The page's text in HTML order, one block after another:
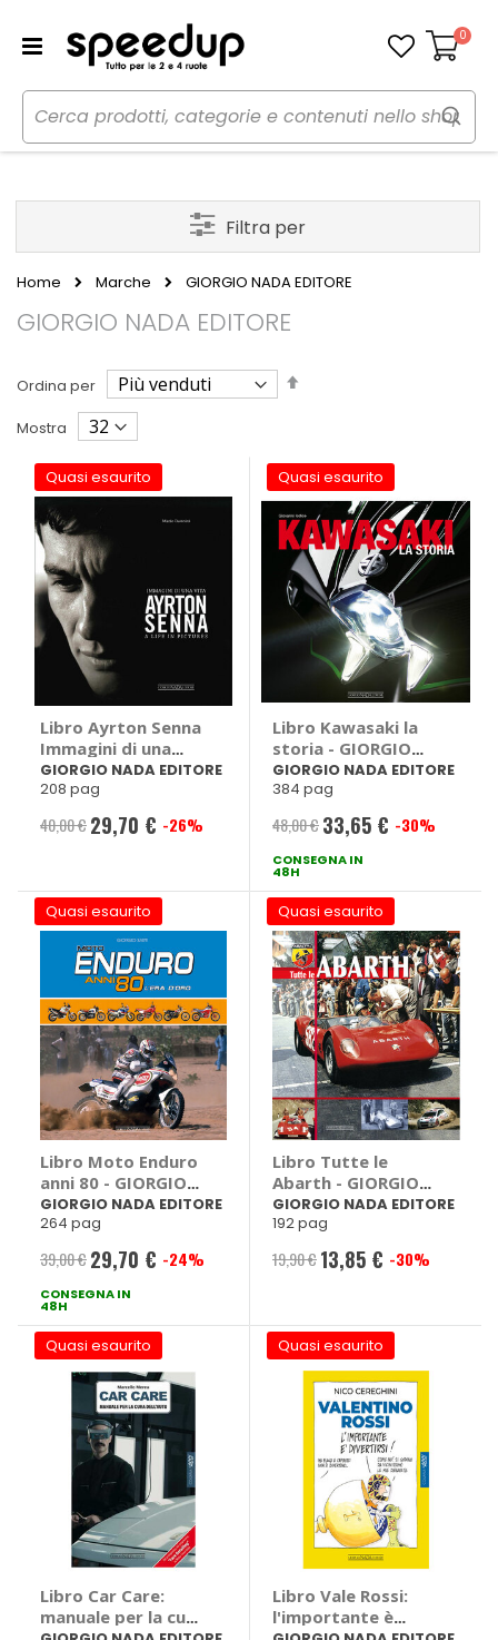
Carrello
0
Home Marche GIORGIO NADA EDITORE
GIORGIO NADA EDITORE
Ordina per
Imposta
Mostra
Quasi esaurito
Libro Ayrton Senna
Immagini di una
vita - GIORGIO
NADA EDITORE
GIORGIO NADA EDITORE
208 pag
40,00 € Prezzo
29,70 € -26%
Quasi esaurito
Libro Kawasaki la
storia - GIORGIO
NADA EDITORE
GIORGIO NADA EDITORE
384 pag
48,00 € Prezzo
speciale
33,65 € -30%
CONSEGNA IN
48H
Quasi esaurito
Libro Moto Enduro
anni 80 - GIORGIO
NADA EDITORE
GIORGIO NADA EDITORE
264 pag
39,00 € Prezzo
speciale
29,70 € -24%
CONSEGNA IN
48H
Quasi esaurito
Libro Tutte le
Abarth - GIORGIO
NADA EDITORE
GIORGIO NADA EDITORE
192 pag
19,90 € Prezzo
13,85 € -30%
Quasi esaurito
Libro Car Care:
manuale per la cura
Quasi esaurito
Libro Vale Rossi:
l'importante è
Filtra per